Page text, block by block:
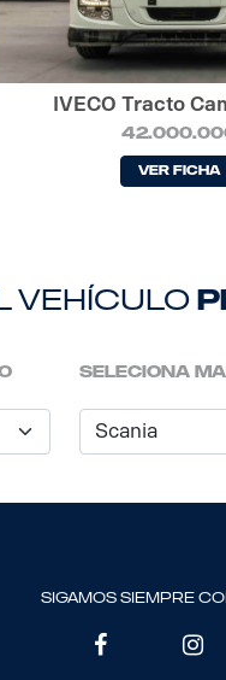
IVECO Tracto
Ver Ficha
vehículo
seleciona
sigamos siempre